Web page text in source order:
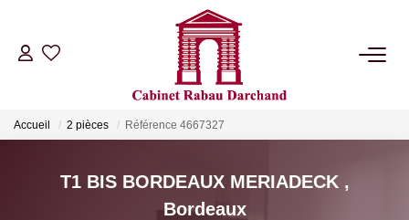
LOCATIONS
GÉRANCE
Accueil 2 pièces Référence 4667327
T1 BIS BORDEAUX MERIADECK ,
Bordeaux